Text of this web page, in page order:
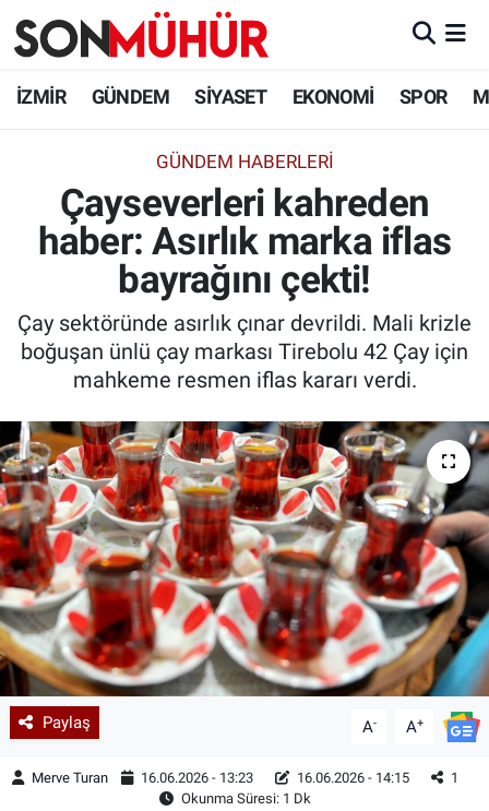
İZMİR GÜNDEM SİYASET EKONOMİ SPOR
GÜNDEM HABERLERI
Çayseverleri kahreden
haber: Asırlık marka iflas
bayrağını çekti!
Çay sektöründe asırlık çınar devrildi. Mali krizle
boğuşan ünlü çay markası Tirebolu 42 Çay için
mahkeme resmen iflas kararı verdi.
Paylaş A- A+
Merve Turan 16.06.2026 - 13:23 16.06.2026 - 14:15
1
Okunma Süresi: 1 Dk
İzmir Nöbetçi Eczaneler
İzmir Namaz Vakitleri
İzmir Trafik Yoğunluk Haritası
Süper Lig Puan Durumu ve Fikstür
Tüm Manşetler
Son Dakika Haberleri
Haber Arşivi